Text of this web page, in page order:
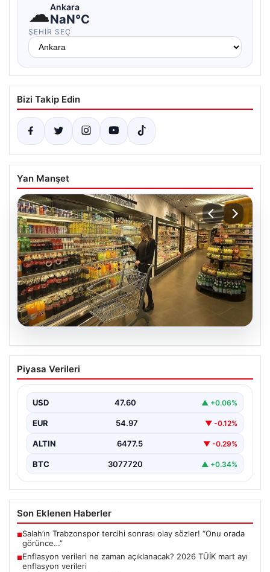
☁Ankara
NaN°C
ŞEHIR SEÇ
Bizi Takip Edin
Yan Manşet
05.08.2026
Enflasyon verileri ne zaman
açıklanacak? 2026 TÜİK mart ayı
Piyasa Verileri
USD 47.60 ▲ +0.06%
EUR 54.97 ▼ -0.12%
ALTIN 6477.5 ▼ -0.29%
BTC 3077720 ▲ +0.34%
Son Eklenen Haberler
■Salah’ın Trabzonspor tercihi sonrası olay sözler! “Onu orada
görünce…”
■Enflasyon verileri ne zaman açıklanacak? 2026 TÜİK mart ayı
enflasyon verileri